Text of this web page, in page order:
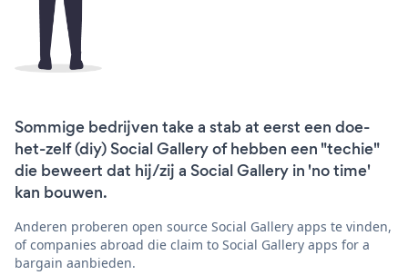
Sommige bedrijven take a stab at eerst een doe-
het-zelf (diy) Social Gallery of hebben een "techie"
die beweert dat hij/zij a Social Gallery in 'no time'
kan bouwen.
Anderen proberen open source Social Gallery apps te vinden,
of companies abroad die claim to Social Gallery apps for a
bargain aanbieden.